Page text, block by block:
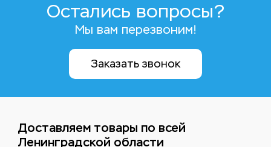
Остались вопросы?
Мы вам перезвоним!
Заказать звонок
Доставляем товары по всей
Ленинградской области